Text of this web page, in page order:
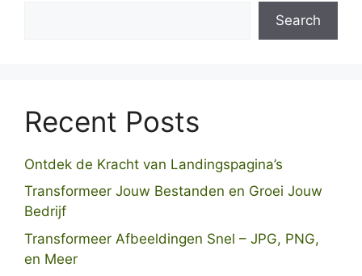
Search
Recent Posts
Ontdek de Kracht van Landingspagina’s
Transformeer Jouw Bestanden en Groei Jouw
Bedrijf
Transformeer Afbeeldingen Snel – JPG, PNG,
en Meer